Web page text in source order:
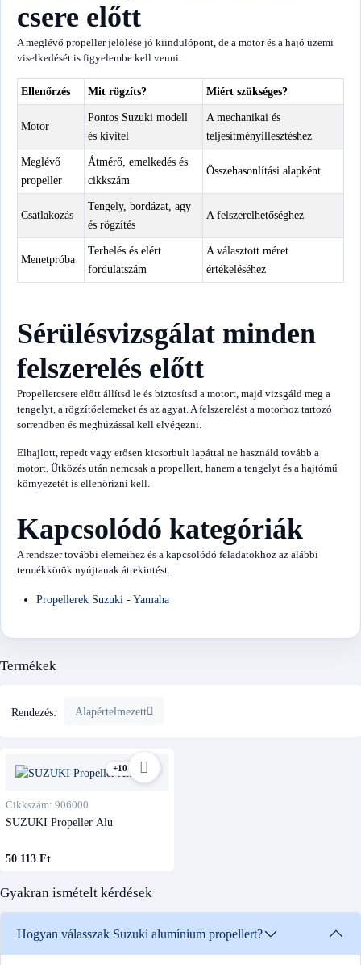
csere előtt
A meglévő propeller jelölése jó kiindulópont, de a motor és a hajó üzemi
viselkedését is figyelembe kell venni.
Ellenőrzés Mit rögzíts? Miért szükséges?
Motor
Pontos Suzuki modell
és kivitel
A mechanikai és
teljesítményillesztéshez
Meglévő
propeller
Átmérő, emelkedés és
cikkszám
Összehasonlítási alapként
Csatlakozás
Tengely, bordázat, agy
és rögzítés
A felszerelhetőséghez
Menetpróba
Terhelés és elért
fordulatszám
A választott méret
értékeléséhez
Sérülésvizsgálat minden
felszerelés előtt
Propellercsere előtt állítsd le és biztosítsd a motort, majd vizsgáld meg a
tengelyt, a rögzítőelemeket és az agyat. A felszerelést a motorhoz tartozó
sorrendben és meghúzással kell elvégezni.
Elhajlott, repedt vagy erősen kicsorbult lapáttal ne használd tovább a
motort. Ütközés után nemcsak a propellert, hanem a tengelyt és a hajtómű
környezetét is ellenőrizni kell.
Kapcsolódó kategóriák
A rendszer további elemeihez és a kapcsolódó feladatokhoz az alábbi
termékkörök nyújtanak áttekintést.
Propellerek Suzuki - Yamaha
Termékek
Rendezés: Alapértelmezett
+10 kivitel
Cikkszám: 906000
SUZUKI Propeller Alu
50 113 Ft
Gyakran ismételt kérdések
Hogyan válasszak Suzuki alumínium propellert?